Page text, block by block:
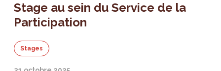
Stage au sein du Service de la
Participation
Stages